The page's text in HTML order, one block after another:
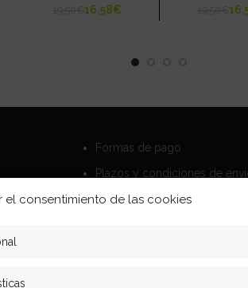
el consentimiento de las cookies
€16,58€
Formas de pago
Plazos y condiciones de
Politica de devoluciones